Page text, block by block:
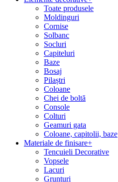
Toate produsele
Moldinguri
Cornise
Solbanc
Socluri
Capiteluri
Baze
Bosaj
Pilaștri
Coloane
Chei de boltă
Console
Colturi
Geamuri gata
Coloane, capitolii, baze
Materiale de finisare+
Tencuieli Decorative
Vopsele
Lacuri
Grunturi